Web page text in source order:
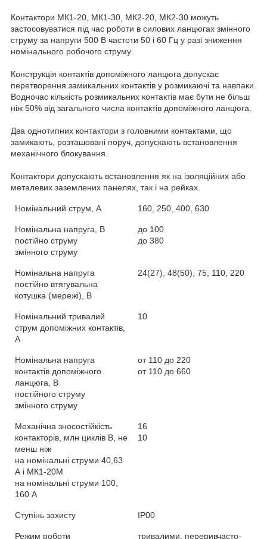
Контактори МК1-20, МК1-30, МК2-20, МК2-30 можуть
застосовуватися під час роботи в силових ланцюгах змінного
струму за напруги 500 В частоти 50 і 60 Гц у разі зниження
номінального робочого струму.
Конструкція контактів допоміжного ланцюга допускає
перетворення замикальних контактів у розмикаючі та навпаки.
Водночас кількість розмикальних контактів має бути не більш
ніж 50% від загального числа контактів допоміжного ланцюга.
Два однотипних контактори з головними контактами, що
замикають, розташовані поруч, допускають встановлення
механічного блокування.
Контактори допускають встановлення як на ізоляційних або
металевих заземлених панелях, так і на рейках.
Номінальний струм, А 160, 250, 400, 630
Номінальна напруга, В
постійно струму
змінного струму
до 100
до 380
Номінальна напруга
постійно втягувальна
котушка (мережі), В
24(27), 48(50), 75, 110, 220
Номінальний тривалий
струм допоміжних контактів,
А
10
Номінальна напруга
контактів допоміжного
ланцюга, В
постійного струму
змінного струму
от 110 до 220
от 110 до 660
Механічна зносостійкість
контакторів, млн циклів В, не
менш ніж
на номінальні струми 40,63
А і МК1-20М
на номінальні струми 100,
160 А
16
10
Ступінь захисту IP00
Режим роботи тривалими, переривчасто-